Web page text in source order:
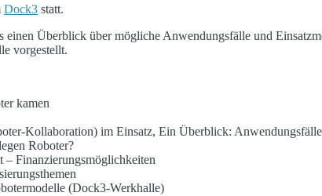
Dock3 statt.
einen Überblick über mögliche Anwendungsfälle und
vorgestellt.
kamen
Kollaboration) im Einsatz, Ein Überblick:
Roboter?
– Finanzierungsmöglichkeiten
(Dock3-Werkhalle)